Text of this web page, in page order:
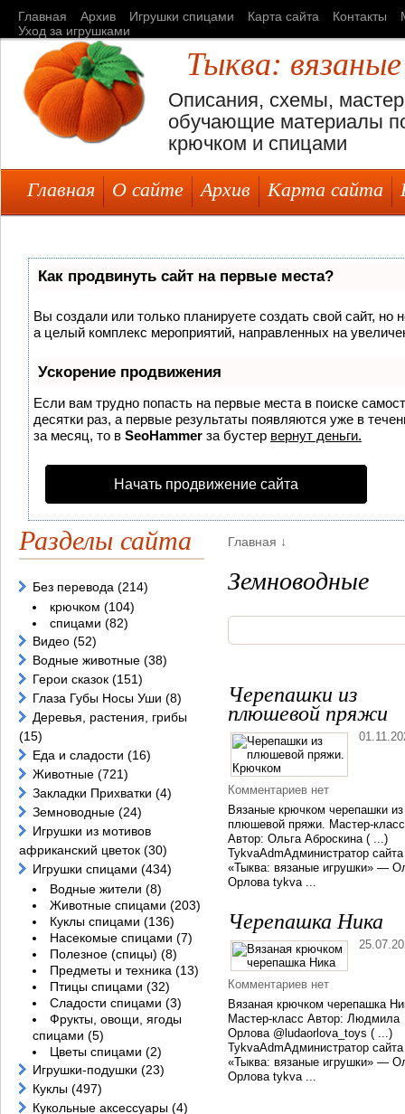
Главная Архив Игрушки спицами Карта сайта Контакты
Уход за игрушками
Тыква:
Описания, схемы,
обучающие материалы
крючком и спицами
Главная О сайте Архив Карта сайта
Как продвинуть сайт на первые места?
Вы создали или только планируете создать свой сайт, но
а целый комплекс мероприятий, направленных на
Ускорение продвижения
Если вам трудно попасть на первые места в поиске
десятки раз, а первые результаты появляются уже в
за месяц, то в SeoHammer за бустер вернут деньги.
Начать продвижение сайта
Главная ↓
Земноводные
Черепашки из
плюшевой пряжи
Комментариев нет
Вязаные крючком черепашки из
плюшевой пряжи. Мастер-класс
Автор: Ольга Аброскина ( ...)
TykvaAdmАдминистратор сайта
«Тыква: вязаные игрушки» —
Орлова tykva ...
Черепашка Ника
Комментариев нет
Вязаная крючком черепашка
Мастер-класс Автор: Людмила
Орлова @ludaorlova_toys ( ...)
TykvaAdmАдминистратор сайта
«Тыква: вязаные игрушки» —
Орлова tykva ...
Разделы сайта
Без перевода (214)
крючком (104)
спицами (82)
Видео (52)
Водные животные (38)
Герои сказок (151)
Глаза Губы Носы Уши (8)
Деревья, растения, грибы
(15)
Еда и сладости (16)
Животные (721)
Закладки Прихватки (4)
Земноводные (24)
Игрушки из мотивов
африканский цветок (30)
Игрушки спицами (434)
Водные жители (8)
Животные спицами (203)
Куклы спицами (136)
Насекомые спицами (7)
Полезное (спицы) (8)
Предметы и техника (13)
Птицы спицами (32)
Сладости спицами (3)
Фрукты, овощи, ягоды
спицами (5)
Цветы спицами (2)
Игрушки-подушки (23)
Куклы (497)
Кукольные аксессуары (4)